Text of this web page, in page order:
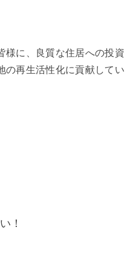
様に、良質な住居への投資
の再生活性化に貢献してい
！